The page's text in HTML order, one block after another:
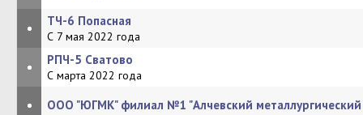
• ТЧ-6 Попасная
С 7 мая 2022 года
• РПЧ-5 Сватово
С марта 2022 года
• ООО "ЮГМК" филиал №1 "Алчевский